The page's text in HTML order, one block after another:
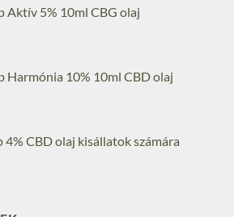
Aktív 5% 10ml CBG olaj
Harmónia 10% 10ml CBD olaj
4% CBD olaj kisállatok számára